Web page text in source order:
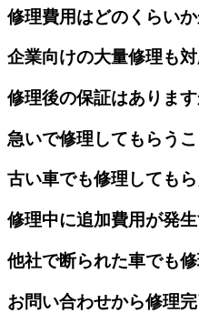
修理費用はどのくらい
企業向けの大量修理も
修理後の保証はあります
急いで修理してもらう
古い車でも修理しても
修理中に追加費用が発
他社で断られた車でも
お問い合わせから修理